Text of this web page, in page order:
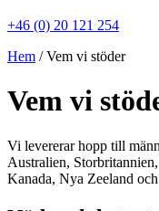
+46 (0) 20 121 254
Hem /Vem vi stöder
Vem vi
Vi levererar hopp till
Australien,
Kanada, Nya Zeeland